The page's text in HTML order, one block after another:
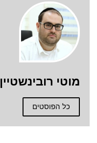
מוטי רובינשטיין
כל הפוסטים